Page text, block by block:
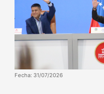
Fecha: 31/07/2026